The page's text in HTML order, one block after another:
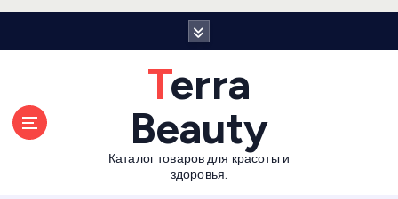
Terra
Beauty
Каталог товаров для красоты и
здоровья.